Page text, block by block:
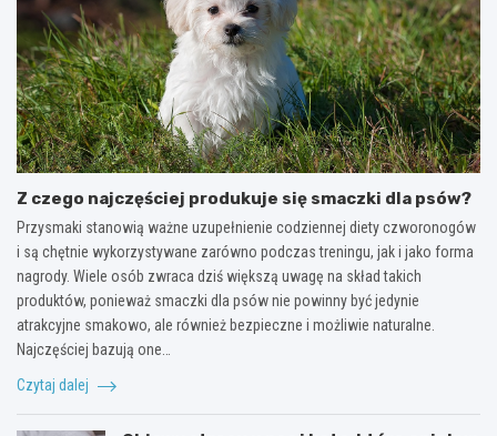
Z czego najczęściej produkuje się smaczki dla psów?
Przysmaki stanowią ważne uzupełnienie codziennej diety czworonogów
i są chętnie wykorzystywane zarówno podczas treningu, jak i jako forma
nagrody. Wiele osób zwraca dziś większą uwagę na skład takich
produktów, ponieważ smaczki dla psów nie powinny być jedynie
atrakcyjne smakowo, ale również bezpieczne i możliwie naturalne.
Najczęściej bazują one…
Czytaj dalej